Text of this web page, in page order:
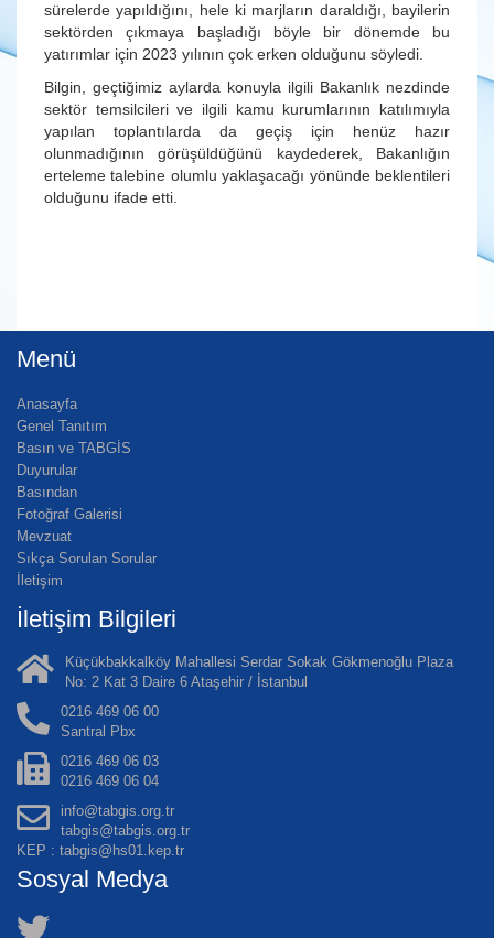
sürelerde yapıldığını, hele ki marjların daraldığı, bayilerin
sektörden çıkmaya başladığı böyle bir dönemde bu
yatırımlar için 2023 yılının çok erken olduğunu söyledi.
Bilgin, geçtiğimiz aylarda konuyla ilgili Bakanlık nezdinde
sektör temsilcileri ve ilgili kamu kurumlarının katılımıyla
yapılan toplantılarda da geçiş için henüz hazır
olunmadığının görüşüldüğünü kaydederek, Bakanlığın
erteleme talebine olumlu yaklaşacağı yönünde beklentileri
olduğunu ifade etti.
Menü
Anasayfa
Genel Tanıtım
Basın ve TABGİS
Duyurular
Basından
Fotoğraf Galerisi
Mevzuat
Sıkça Sorulan Sorular
İletişim
İletişim Bilgileri
Küçükbakkalköy Mahallesi Serdar Sokak Gökmenoğlu Plaza
No: 2 Kat 3 Daire 6 Ataşehir / İstanbul
0216 469 06 00
Santral Pbx
0216 469 06 03
0216 469 06 04
info@tabgis.org.tr
tabgis@tabgis.org.tr
KEP : tabgis@hs01.kep.tr
Sosyal Medya